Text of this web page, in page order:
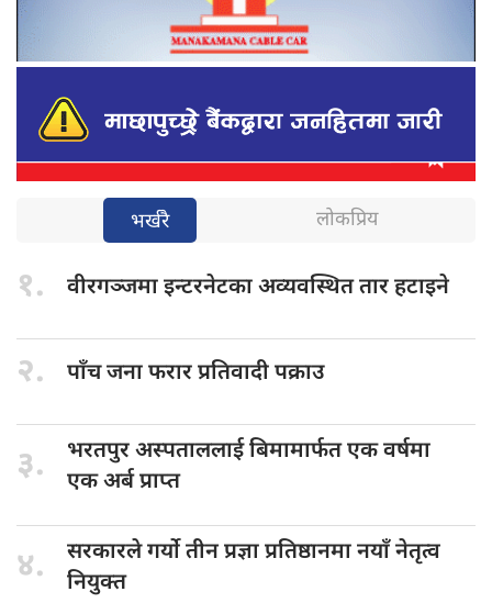
भर्खरै लोकप्रिय
१. वीरगञ्जमा इन्टरनेटकाअव्यवस्थित तार हटाइने
२. पाँच जनाफरार प्रतिवादी पक्राउ
३. भरतपुर अस्पताललाईबिमामार्फत एक वर्षमा
एक अर्ब प्राप्त
४. सरकारले गर्योतीन प्रज्ञा प्रतिष्ठानमा नयाँ नेतृत्व
नियुक्त